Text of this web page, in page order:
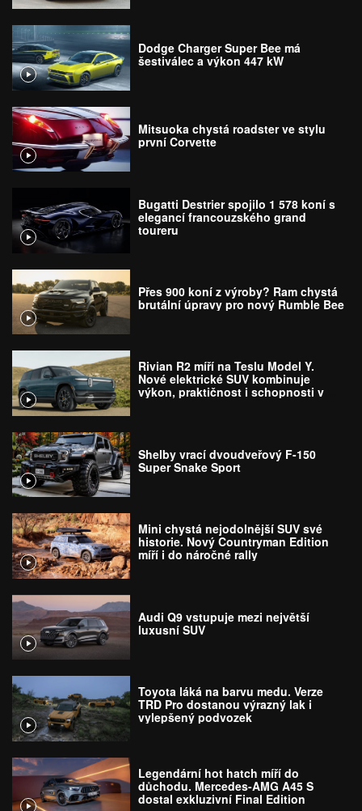
Dodge Charger Super Bee má
šestiválec a výkon 447 kW
Mitsuoka chystá roadster ve stylu
první Corvette
Bugatti Destrier spojilo 1 578 koní s
elegancí francouzského grand
toureru
Přes 900 koní z výroby? Ram chystá
brutální úpravy pro nový Rumble Bee
Rivian R2 míří na Teslu Model Y.
Nové elektrické SUV kombinuje
výkon, praktičnost i schopnosti v
Shelby vrací dvoudveřový F-150
Super Snake Sport
Mini chystá nejodolnější SUV své
historie. Nový Countryman Edition
míří i do náročné rally
Audi Q9 vstupuje mezi největší
luxusní SUV
Toyota láká na barvu medu. Verze
TRD Pro dostanou výrazný lak i
vylepšený podvozek
Legendární hot hatch míří do
důchodu. Mercedes-AMG A45 S
dostal exkluzivní Final Edition